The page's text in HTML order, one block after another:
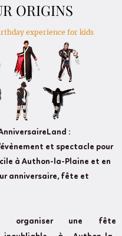
ORIGINS
experience for kids
:
et spectacle pour
à Authon-la-Plaine et en
anniversaire, fête et
organiser une fête